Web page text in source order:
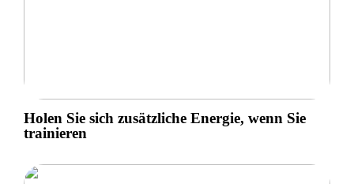
Holen Sie sich zusätzliche Energie, wenn Sie
trainieren